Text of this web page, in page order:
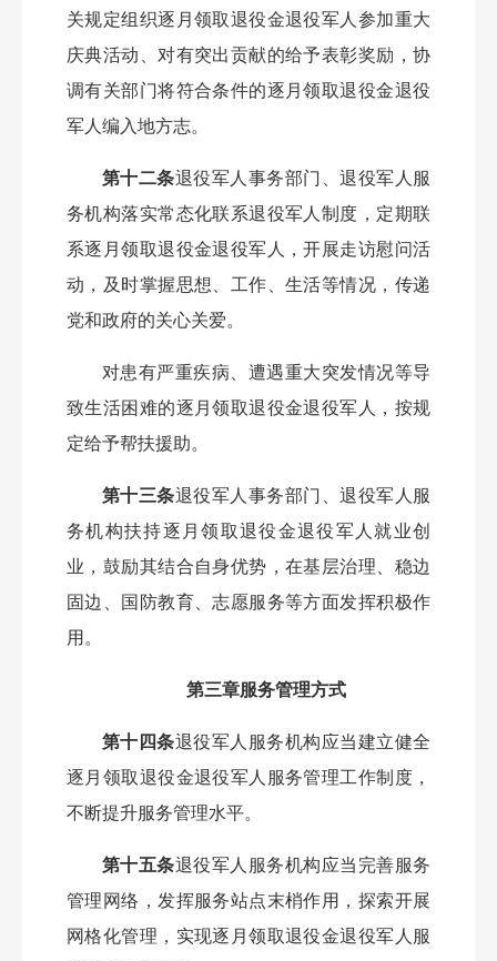
关规定组织逐月领取退役金退役军人参加重大
庆典活动、对有突出贡献的给予表彰奖励，协
调有关部门将符合条件的逐月领取退役金退役
军人编入地方志。
第十二条退役军人事务部门、退役军人服
务机构落实常态化联系退役军人制度，定期联
系逐月领取退役金退役军人，开展走访慰问活
动，及时掌握思想、工作、生活等情况，传递
党和政府的关心关爱。
对患有严重疾病、遭遇重大突发情况等导
致生活困难的逐月领取退役金退役军人，按规
定给予帮扶援助。
第十三条退役军人事务部门、退役军人服
务机构扶持逐月领取退役金退役军人就业创
业，鼓励其结合自身优势，在基层治理、稳边
固边、国防教育、志愿服务等方面发挥积极作
用。
第三章服务管理方式
第十四条退役军人服务机构应当建立健全
逐月领取退役金退役军人服务管理工作制度，
不断提升服务管理水平。
第十五条退役军人服务机构应当完善服务
管理网络，发挥服务站点末梢作用，探索开展
网格化管理，实现逐月领取退役金退役军人服